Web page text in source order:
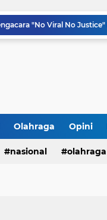
Olahraga Opini
nasional olahraga